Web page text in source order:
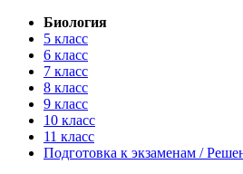
Биология
5 класс
6 класс
7 класс
8 класс
9 класс
10 класс
11 класс
Подготовка к экзаменам /